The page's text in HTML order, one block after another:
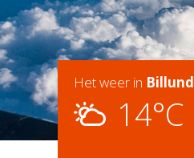
Het weer in Billund
14°C